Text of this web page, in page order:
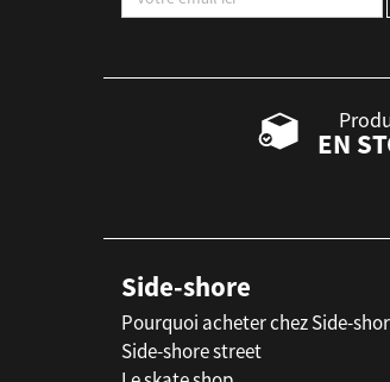
EN
Side-shore
Pourquoi acheter chez Side-
Side-shore street